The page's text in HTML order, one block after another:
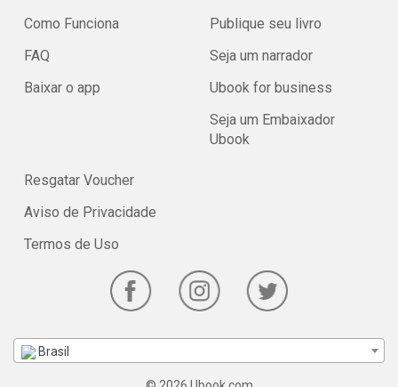
Como Funciona
FAQ
Baixar o app
Publique seu livro
Seja um narrador
Ubook for business
Seja um Embaixador
Ubook
Resgatar Voucher
Aviso de Privacidade
Termos de Uso
Brasil